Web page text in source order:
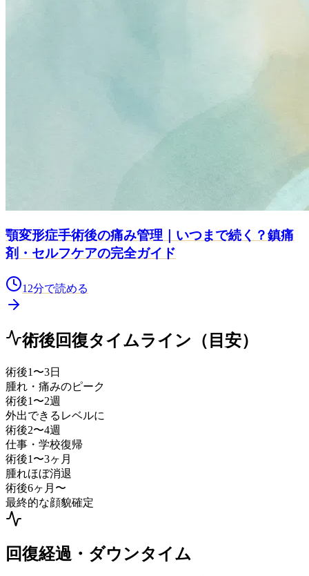
顎変形症手術後の痛み管理｜いつまで続く？鎮痛
剤・セルフケアの完全ガイド
12分で読める
術後回復タイムライン（目安）
術後1〜3日
腫れ・痛みのピーク
術後1〜2週
外出できるレベルに
術後2〜4週
仕事・学校復帰
術後1〜3ヶ月
腫れほぼ消退
術後6ヶ月〜
最終的な顔貌確定
回復経過・ダウンタイム